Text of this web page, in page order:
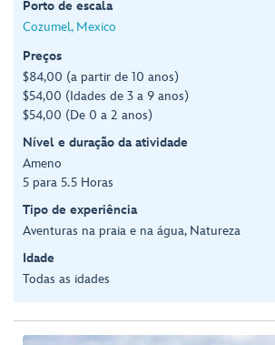
Porto de escala
Cozumel, Mexico
Preços
$84,00 (a partir de 10 anos)
$54,00 (Idades de 3 a 9 anos)
$54,00 (De 0 a 2 anos)
Nível e duração da atividade
Ameno
5 para 5.5 Horas
Tipo de experiência
Aventuras na praia e na água, Natureza
Idade
Todas as idades